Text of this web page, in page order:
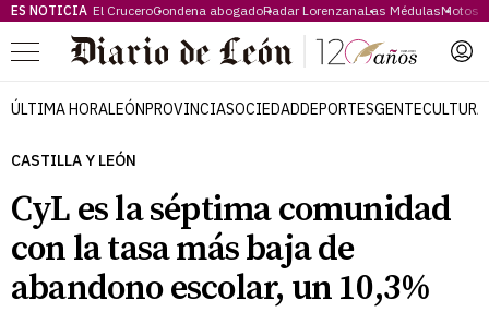
ES NOTICIA El CruceroCondena abogadoRadar LorenzanaLas MédulasMotos
Menú
ÚLTIMA HORALEÓNPROVINCIASOCIEDADDEPORTESGENTECULTURA
CASTILLA Y LEÓN
CyL es la séptima comunidad
con la tasa más baja de
abandono escolar, un 10,3%